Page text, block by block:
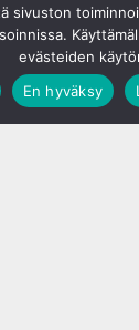
sivuston
evästeiden
En hyväksy